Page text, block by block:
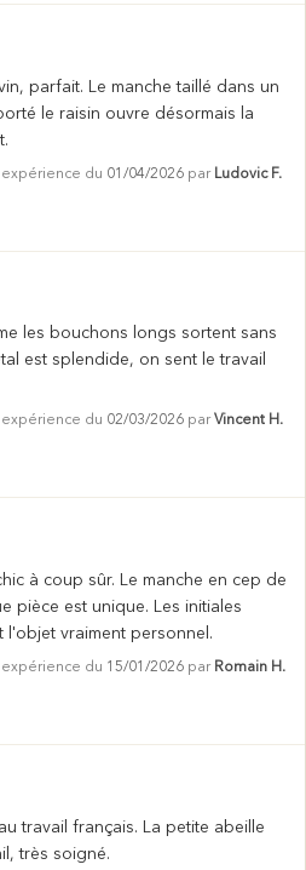
parfait. Le manche taillé dans un
le raisin ouvre désormais la
expérience du 01/04/2026 par Ludovic F.
les bouchons longs sortent sans
est splendide, on sent le travail
expérience du 02/03/2026 par Vincent H.
à coup sûr. Le manche en cep de
pièce est unique. Les initiales
l'objet vraiment personnel.
expérience du 15/01/2026 par Romain H.
travail français. La petite abeille
très soigné.